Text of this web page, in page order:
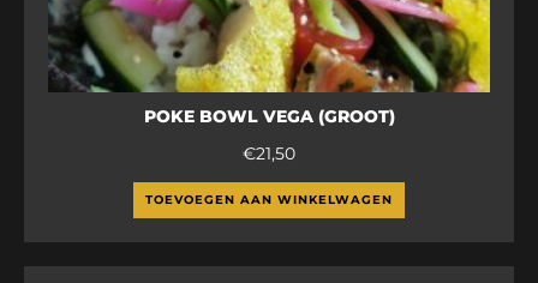
POKE BOWL VEGA (GROOT)
€21,50
TOEVOEGEN AAN WINKELWAGEN